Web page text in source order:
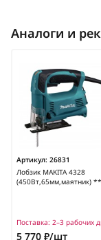
Аналоги и
Артикул: 26831
Лобзик MAKITA 4328
(450Вт,65мм,маятник) **
Поставка: 2–3 рабочих
5 770 ₽/шт